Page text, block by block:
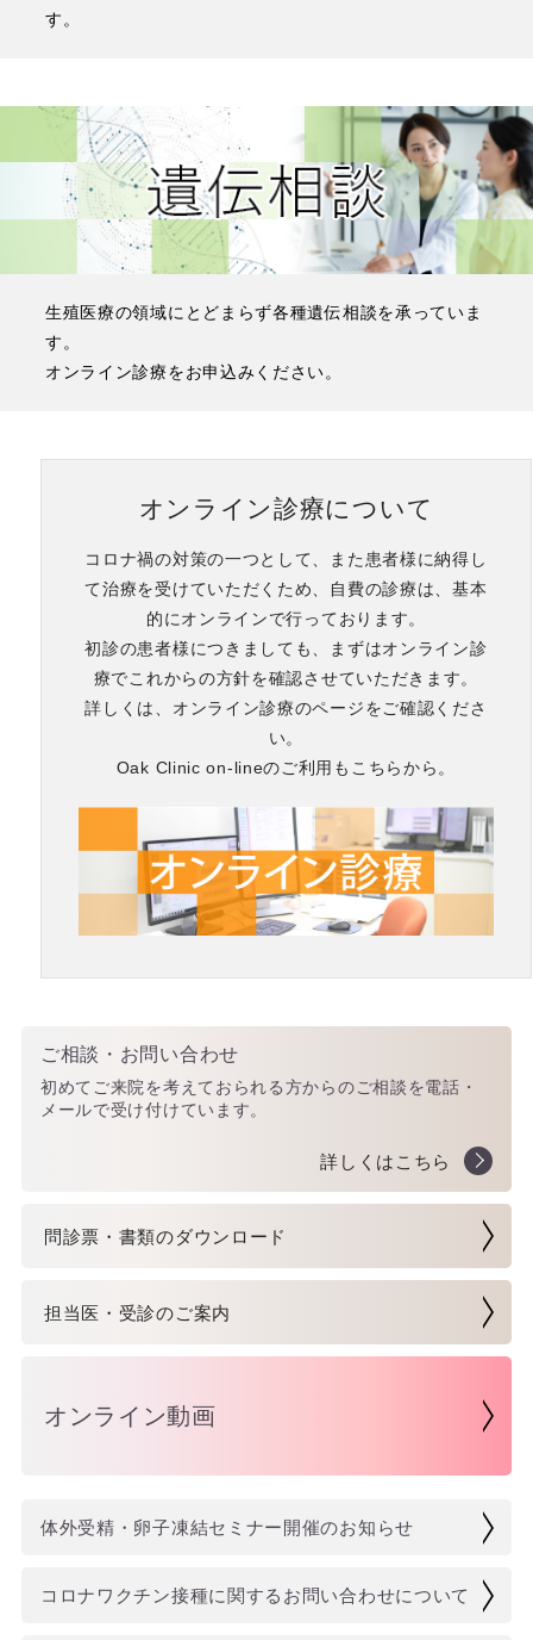
す。
生殖医療の領域にとどまらず各種遺伝相談を承っていま
す。
オンライン診療をお申込みください。
オンライン診療について
コロナ禍の対策の一つとして、また患者様に納得し
て治療を受けていただくため、自費の診療は、基本
的にオンラインで行っております。
初診の患者様につきましても、まずはオンライン診
療でこれからの方針を確認させていただきます。
詳しくは、オンライン診療のページをご確認くださ
い。
Oak Clinic on-lineのご利用もこちらから。
ご相談・お問い合わせ
初めてご来院を考えておられる方からのご相談を電話・
メールで受け付けています。
詳しくはこちら
問診票・書類のダウンロード
担当医・受診のご案内
オンライン動画
体外受精・卵子凍結セミナー開催のお知らせ
コロナワクチン接種に関するお問い合わせについて